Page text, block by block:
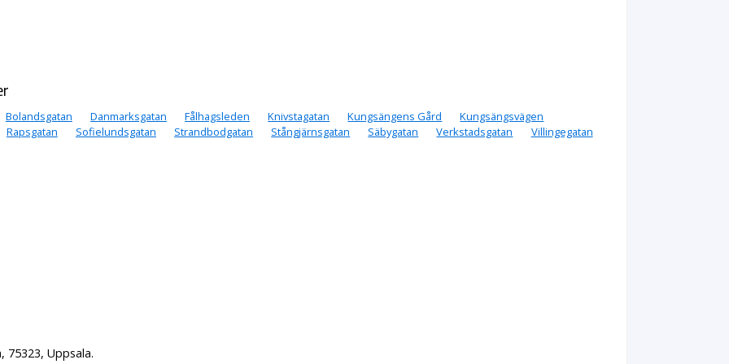
Bolandsgatan Danmarksgatan Fålhagsleden Knivstagatan Kungsängens Gård
Kungsängsvägen
Rapsgatan Sofielundsgatan Strandbodgatan Stångjärnsgatan Säbygatan Verkstadsgatan
Villingegatan
75323, Uppsala.